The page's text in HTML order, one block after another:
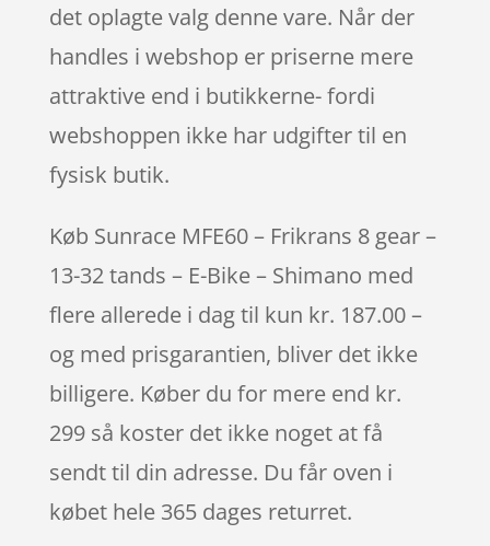
det oplagte valg denne vare. Når der
handles i webshop er priserne mere
attraktive end i butikkerne- fordi
webshoppen ikke har udgifter til en
fysisk butik.
Køb Sunrace MFE60 – Frikrans 8 gear –
13-32 tands – E-Bike – Shimano med
flere allerede i dag til kun kr. 187.00 –
og med prisgarantien, bliver det ikke
billigere. Køber du for mere end kr.
299 så koster det ikke noget at få
sendt til din adresse. Du får oven i
købet hele 365 dages returret.